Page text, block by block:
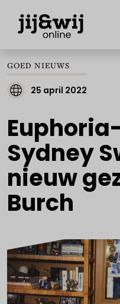
GOED NIEUWS
25 april 2022
Sydney
nieuw
Burch